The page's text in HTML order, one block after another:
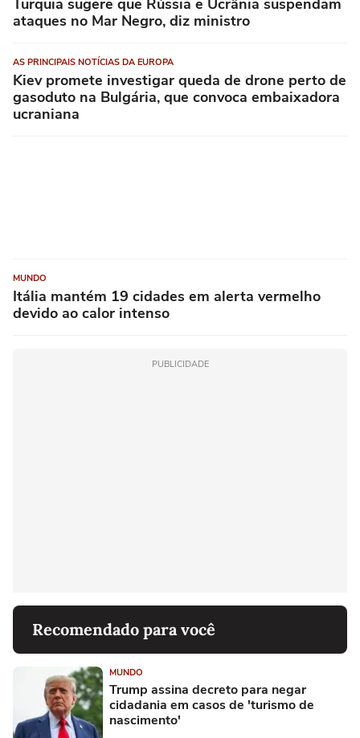
Turquia sugere que Rússia e Ucrânia suspendam
ataques no Mar Negro, diz ministro
AS PRINCIPAIS NOTÍCIAS DA EUROPA
Kiev promete investigar queda de drone perto de
gasoduto na Bulgária, que convoca embaixadora
ucraniana
MUNDO
Itália mantém 19 cidades em alerta vermelho
devido ao calor intenso
PUBLICIDADE
Recomendado para você
MUNDO
Trump assina decreto para negar
cidadania em casos de 'turismo de
nascimento'